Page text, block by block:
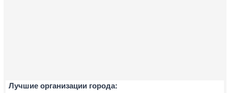
Лучшие организации города: